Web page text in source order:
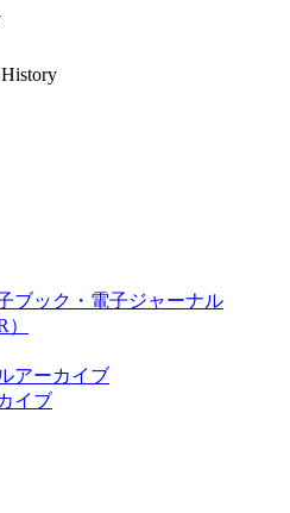
ブック・電子ジャーナル
アーカイブ
イブ